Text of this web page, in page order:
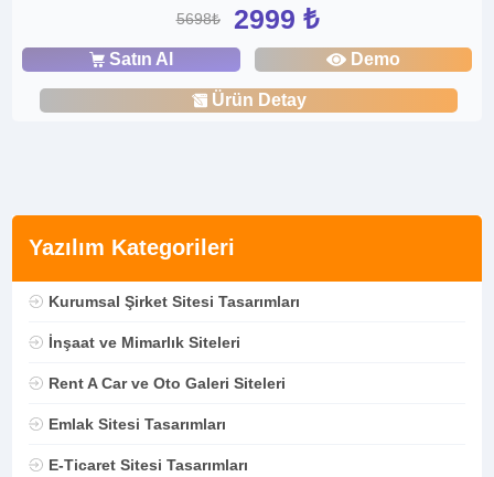
Yazılım Kategorileri
Kurumsal Şirket Sitesi Tasarımları
İnşaat ve Mimarlık Siteleri
Rent A Car ve Oto Galeri Siteleri
Emlak Sitesi Tasarımları
E-Ticaret Sitesi Tasarımları
5698₺ 2999 ₺
Satın Al Demo
Ürün Detay